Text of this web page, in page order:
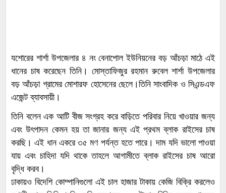
যশোরের শার্শা উপজেলার ৪ নং বেনাপোল ইউনিয়নের বড় আঁচড়া মাঠে এই
ধানের চাষ করেছেন তিনি। মোস্তাফিজুর রহমান রুবেল শার্শা উপজেলার
বড় আঁচড়া গ্রামের মোশারফ হোসেনের ছেলে।তিনি সাংবাদিক ও সিএন্ডএফ
এজেন্ট ব্যাবসায়ী।
তিনি বলেন এক আটি বীজ সংগ্রহ করে বাড়িতে পরিবার নিয়ে খাওয়ার জন্য
এবং উৎপাদন কেমন হয় তা জানার জন্য এই প্রথম ব্লাক রাইসের চাষ
করছি। এই ধান একরে ৩৫ মণ পর্যন্ত হতে পারে। দাম যদি ভালো পাওয়া
যায় এবং চাহিদা যদি থাকে তাহলে আগামীতে ব্লাক রাইসের চাষ আরো
বৃদ্ধি করব।
ঢাকায়ও বিদেশি কোম্পানিগুলো এই চাল হাজার টাকায় কেজি বিক্রি করলেও